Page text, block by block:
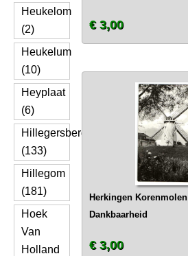
Heukelom
(2)
Heukelum
(10)
Heyplaat
(6)
Hillegersberg
(133)
Hillegom
(181)
Hoek
Van
Holland
€ 3,00
Herkingen Korenmolen
Dankbaarheid
€ 3,00